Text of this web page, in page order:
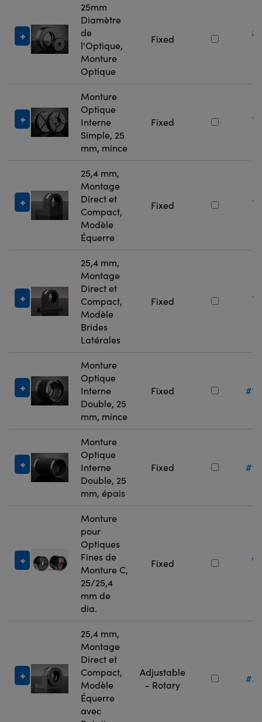
25mm
Diamètre
de
l'Optique,
Monture
Optique
Fixed
Monture
Optique
Interne
Simple, 25
mm, mince
Fixed
25,4 mm,
Montage
Direct et
Compact,
Modèle
Équerre
Fixed
25,4 mm,
Montage
Direct et
Compact,
Modèle
Brides
Latérales
Fixed
Monture
Optique
Interne
Double, 25
mm, mince
Fixed
Monture
Optique
Interne
Double, 25
mm, épais
Fixed
Monture
pour
Optiques
Fines de
Monture C,
25/25,4
mm de
dia.
Fixed
25,4 mm,
Montage
Direct et
Compact,
Modèle
Équerre
avec
Adjustable
- Rotary